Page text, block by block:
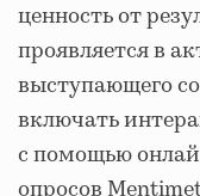
ценность от
проявляется в
выступающего
включать
с помощью